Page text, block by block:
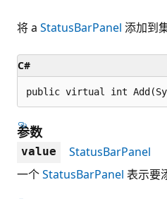
将 a StatusBarPanel 添加到
C#
public virtual int
参数
value
StatusBarPanel
一个StatusBarPanel 表示要